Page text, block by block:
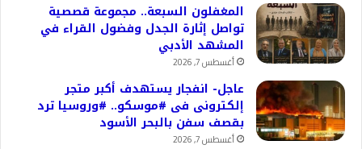
المغفلون السبعة.. مجموعة قصصية
تواصل إثارة الجدل وفضول القراء في
المشهد الأدبي
أغسطس 7, 2026
عاجل- انفجار يستهدف أكبر متجر
إلكترونى فى #موسكو.. #وروسيا ترد
بقصف سفن بالبحر الأسود
أغسطس 7, 2026